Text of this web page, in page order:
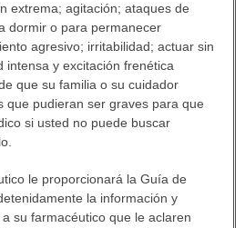
extrema; agitación; ataques de
dormir o para permanecer
agresivo; irritabilidad; actuar sin
intensa y excitación frenética
que su familia o su cuidador
que pudieran ser graves para que
si usted no puede buscar
le proporcionará la Guía de
la información y
su farmacéutico que le aclaren